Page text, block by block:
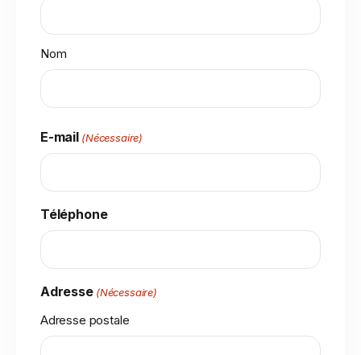
Nom
E-mail (Nécessaire)
Téléphone
Adresse (Nécessaire)
Adresse postale